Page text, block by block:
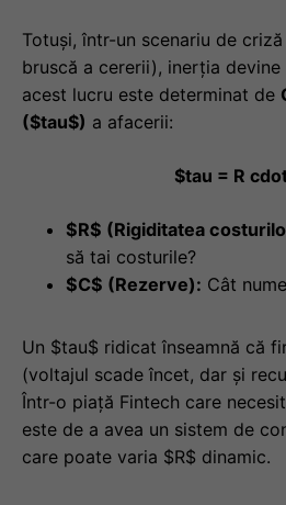
Totuși, într-un scenariu de
bruscă a cererii), inerția
acest lucru este determinat de
($tau$) a afacerii:
$tau = R
$R$ (Rigiditatea
să tai costurile?
$C$ (Rezerve): Cât
Un $tau$ ridicat înseamnă că
(voltajul scade încet, dar și
Într-o piață Fintech care
este de a avea un sistem de
care poate varia $R$ dinamic.